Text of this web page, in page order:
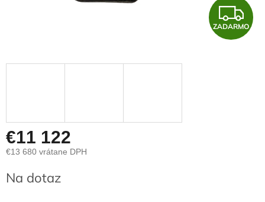
Z
A
ZADARMO
€11 122
€13 680 vrátane DPH
cena:
Na dotaz